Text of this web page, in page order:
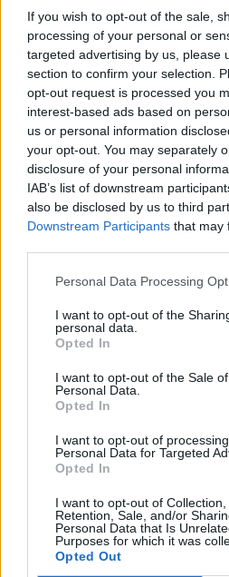
If you wish to opt-out of the sale,
processing of your personal or
targeted advertising by us, please
section to confirm your selection.
opt-out request is processed you
interest-based ads based on
us or personal information
your opt-out. You may separately
disclosure of your personal
IAB’s list of downstream
also be disclosed by us to third
Downstream Participants that may
Personal Data Processing
I want to opt-out of the
personal data.
Opted In
I want to opt-out of the Sale
Personal Data.
Opted In
I want to opt-out of
Personal Data for Targeted
Opted In
I want to opt-out of Collection,
Retention, Sale, and/or
Personal Data that Is
Purposes for which it was
Opted Out
SOUVISEJÍCÍ ČLÁNKY
VÍCE OD AUTORA
Zpravodajství
Většina
výborné
Živohošti
Zpravodajství
Příbram
Přibudou i tři
Zpravodajství
Středočeský
Obce nově
vzniku odpadu